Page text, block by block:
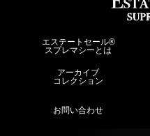
エステートセール®︎
スプレマシーとは
アーカイブ
コレクション
お問い合わせ